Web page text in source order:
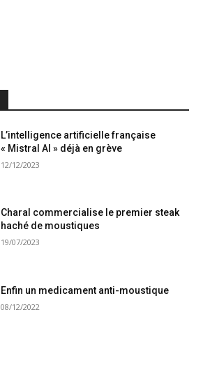
L’intelligence artificielle française
« Mistral AI » déjà en grève
12/12/2023
Charal commercialise le premier steak
haché de moustiques
19/07/2023
Enfin un medicament anti-moustique
08/12/2022